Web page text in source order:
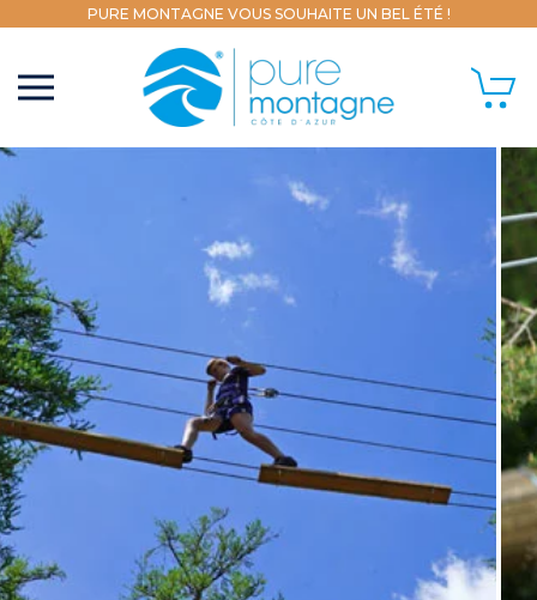
PURE MONTAGNE VOUS SOUHAITE UN BEL ÉTÉ !